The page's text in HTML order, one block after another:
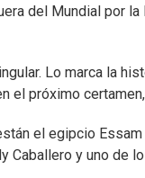
del Mundial por
Lo marca la
el próximo
el egipcio
Caballero y uno de